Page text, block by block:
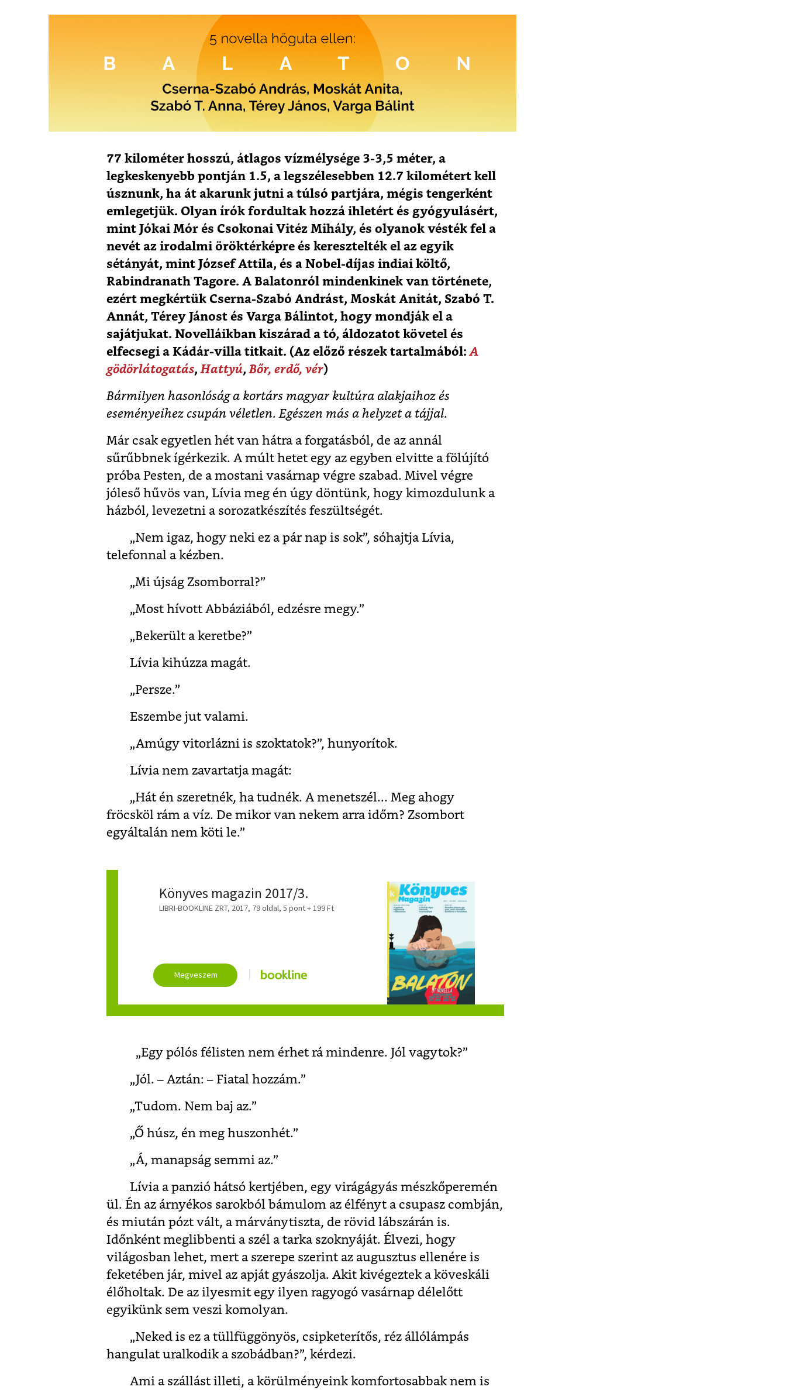
77 kilométer hosszú, átlagos vízmélysége 3-3,5 méter, a
legkeskenyebb pontján 1.5, a legszélesebben 12.7 kilométert kell
úsznunk, ha át akarunk jutni a túlsó partjára, mégis tengerként
emlegetjük. Olyan írók fordultak hozzá ihletért és gyógyulásért,
mint Jókai Mór és Csokonai Vitéz Mihály, és olyanok vésték fel a
nevét az irodalmi öröktérképre és keresztelték el az egyik
sétányát, mint József Attila, és a Nobel-díjas indiai költő,
Rabindranath Tagore. A Balatonról mindenkinek van története,
ezért megkértük Cserna-Szabó Andrást, Moskát Anitát, Szabó T.
Annát, Térey Jánost és Varga Bálintot, hogy mondják el a
sajátjukat. Novelláikban kiszárad a tó, áldozatot követel és
elfecsegi a Kádár-villa titkait. (Az előző részek tartalmából:A
gödörlátogatás,Hattyú, Bőr, erdő, vér)
Bármilyen hasonlóság a kortárs magyar kultúra alakjaihoz és
eseményeihez csupán véletlen. Egészen más a helyzet a tájjal.
Már csak egyetlen hét van hátra a forgatásból, de az annál
sűrűbbnek ígérkezik. A múlt hetet egy az egyben elvitte a fölújító
próba Pesten, de a mostani vasárnap végre szabad. Mivel végre
jóleső hűvös van, Lívia meg én úgy döntünk, hogy kimozdulunk a
házból, levezetni a sorozatkészítés feszültségét.
„Nem igaz, hogy neki ez a pár nap is sok”, sóhajtja Lívia,
telefonnal a kézben.
„Mi újság Zsomborral?”
„Most hívott Abbáziából, edzésre megy.”
„Bekerült a keretbe?”
Lívia kihúzza magát.
„Persze.”
Eszembe jut valami.
„Amúgy vitorlázni is szoktatok?”, hunyorítok.
Lívia nem zavartatja magát:
„Hát én szeretnék, ha tudnék. A menetszél... Meg ahogy
fröcsköl rám a víz. De mikor van nekem arra időm? Zsombort
egyáltalán nem köti le.”
Könyves magazin 2017/3.
LIBRI-BOOKLINE ZRT, 2017, 79 oldal, 5 pont + 199 Ft
„Egy pólós félisten nem érhet rá mindenre. Jól vagytok?”
„Jól. – Aztán: – Fiatal hozzám.”
„Tudom. Nem baj az.”
„Ő húsz, én meg huszonhét.”
„Á, manapság semmi az.”
Lívia a panzió hátsó kertjében, egy virágágyás mészkőperemén
ül. Én az árnyékos sarokból bámulom az élfényt a csupasz combján,
és miután pózt vált, a márványtiszta, de rövid lábszárán is.
Időnként meglibbenti a szél a tarka szoknyáját. Élvezi, hogy
világosban lehet, mert a szerepe szerint az augusztus ellenére is
feketében jár, mivel az apját gyászolja. Akit kivégeztek a köveskáli
élőholtak. De az ilyesmit egy ilyen ragyogó vasárnap délelőtt
egyikünk sem veszi komolyan.
„Neked is ez a tüllfüggönyös, csipketerítős, réz állólámpás
hangulat uralkodik a szobádban?”, kérdezi.
Ami a szállást illeti, a körülményeink komfortosabbak nem is